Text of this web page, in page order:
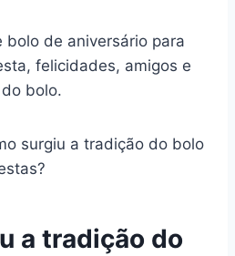
de aniversário para
felicidades, amigos e
bolo.
surgiu a tradição do bolo
a tradição do